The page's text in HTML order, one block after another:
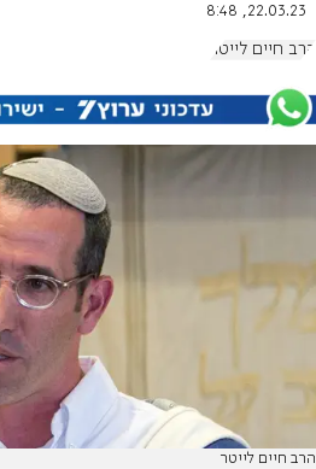
22.03.23, 8:48
הרב חיים לייטר
הרב חיים לייטר